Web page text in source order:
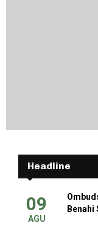
Headline
09
AGU